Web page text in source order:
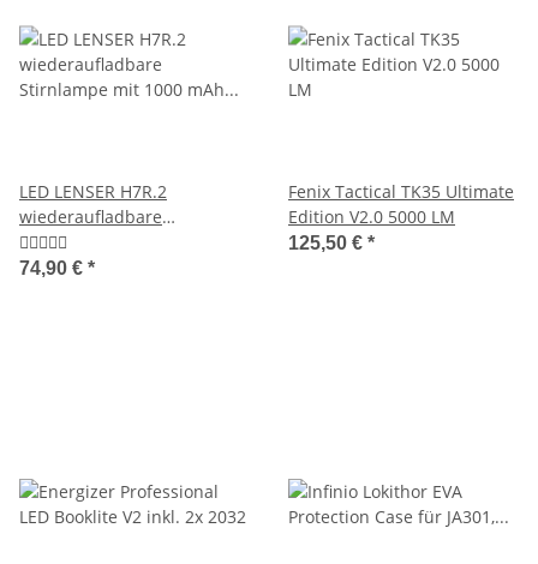
LED LENSER H7R.2
wiederaufladbare
Stirnlampe mit 1000 mAh Li-
Ion Akku und Ladegerät, 300
74,90 € *
Fenix Tactical TK35 Ultimate
Edition V2.0 5000 LM
125,50 € *